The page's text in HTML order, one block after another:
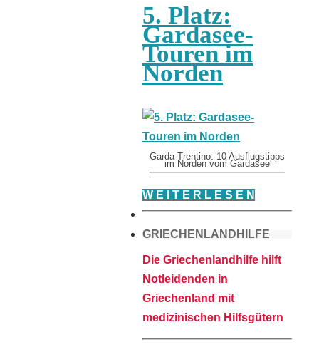
5. Platz:
Gardasee-
Touren im
Norden
Garda Trentino: 10 Ausflugstipps
im Norden vom Gardasee
W E I T E R L E S E N
GRIECHENLANDHILFE
Die Griechenlandhilfe hilft
Notleidenden in
Griechenland mit
medizinischen Hilfsgütern